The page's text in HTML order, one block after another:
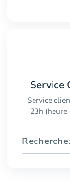
Service
Service
23h (heure